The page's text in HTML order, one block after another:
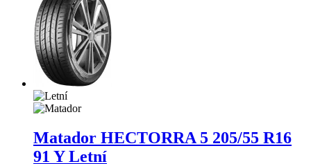
Matador HECTORRA 5 205/55 R16
91 Y Letní